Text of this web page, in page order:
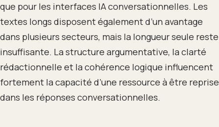
que pour les interfaces IA conversationnelles. Les
textes longs disposent également d’un avantage
dans plusieurs secteurs, mais la longueur seule reste
insuffisante. La structure argumentative, la clarté
rédactionnelle et la cohérence logique influencent
fortement la capacité d’une ressource à être reprise
dans les réponses conversationnelles.